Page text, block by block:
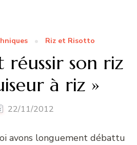
Riz et Risotto
réussir son riz
à riz »
22/11/2012
avons longuement débattu